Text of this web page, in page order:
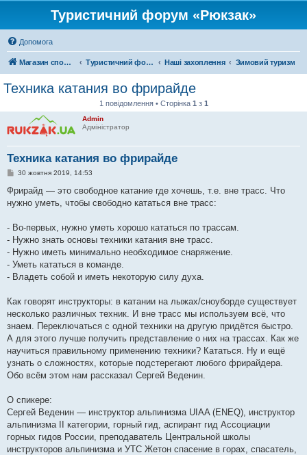
Туристичний форум «Рюкзак»
Допомога
Магазин спорядження Туристичний форум «Рюкзак» Наші захоплення Зимовий туризм
Техника катания во фрирайде
1 повідомлення • Сторінка 1 з 1
Admin
Адміністратор
Техника катания во фрирайде
П
в
і
д
л
е
н
н
я
30 жовтня 2019, 14:53
Фрирайд — это свободное катание где хочешь, т.е. вне трасс. Что
нужно уметь, чтобы свободно кататься вне трасс:
- Во-первых, нужно уметь хорошо кататься по трассам.
- Нужно знать основы техники катания вне трасс.
- Нужно иметь минимально необходимое снаряжение.
- Уметь кататься в команде.
- Владеть собой и иметь некоторую силу духа.
Как говорят инструкторы: в катании на лыжах/сноуборде существует
несколько различных техник. И вне трасс мы используем всё, что
знаем. Переключаться с одной техники на другую придётся быстро.
А для этого лучше получить представление о них на трассах. Как же
научиться правильному применению техники? Кататься. Ну и ещё
узнать о сложностях, которые подстерегают любого фрирайдера.
Обо всём этом нам рассказал Сергей Веденин.
О спикере:
Сергей Веденин — инструктор альпинизма UIAA (ENEQ), инструктор
альпинизма II категории, горный гид, аспирант гид Ассоциации
горных гидов России, преподаватель Центральной школы
инструкторов альпинизма и УТС Жетон спасение в горах, спасатель,